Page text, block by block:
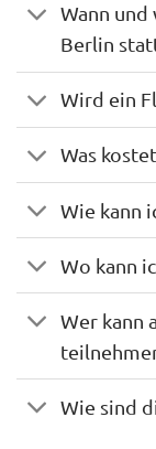
Wann
Berlin
Wird ein
Was
Wie kann
Wo kann
Wer kann
Wie sind